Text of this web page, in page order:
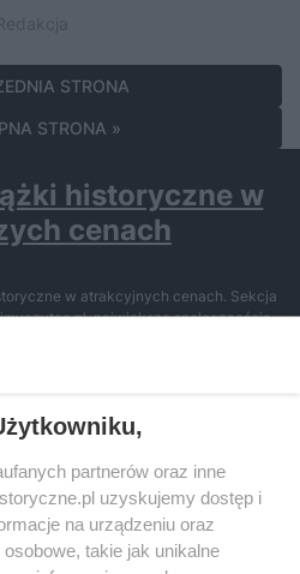
STRONA
STRONA »
historyczne w
cenach
w atrakcyjnych cenach. Sekcja
największą społecznością
dzięki temu możesz wybierać spośród
przez czytelników.
partnerów oraz inne
uzyskujemy dostęp i
na urządzeniu oraz
takie jak unikalne